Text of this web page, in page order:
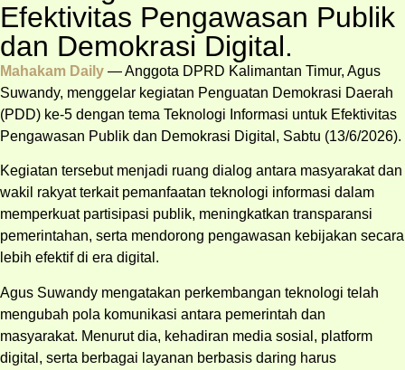
Efektivitas Pengawasan Publik
dan Demokrasi Digital.
Mahakam Daily — Anggota DPRD Kalimantan Timur, Agus
Suwandy, menggelar kegiatan Penguatan Demokrasi Daerah
(PDD) ke-5 dengan tema Teknologi Informasi untuk Efektivitas
Pengawasan Publik dan Demokrasi Digital, Sabtu (13/6/2026).
Kegiatan tersebut menjadi ruang dialog antara masyarakat dan
wakil rakyat terkait pemanfaatan teknologi informasi dalam
memperkuat partisipasi publik, meningkatkan transparansi
pemerintahan, serta mendorong pengawasan kebijakan secara
lebih efektif di era digital.
Agus Suwandy mengatakan perkembangan teknologi telah
mengubah pola komunikasi antara pemerintah dan
masyarakat. Menurut dia, kehadiran media sosial, platform
digital, serta berbagai layanan berbasis daring harus